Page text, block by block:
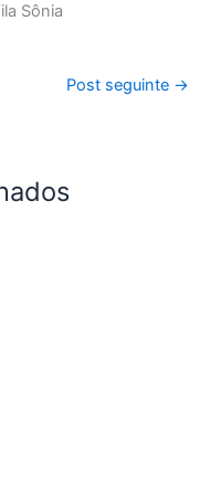
Sônia
Post seguinte →